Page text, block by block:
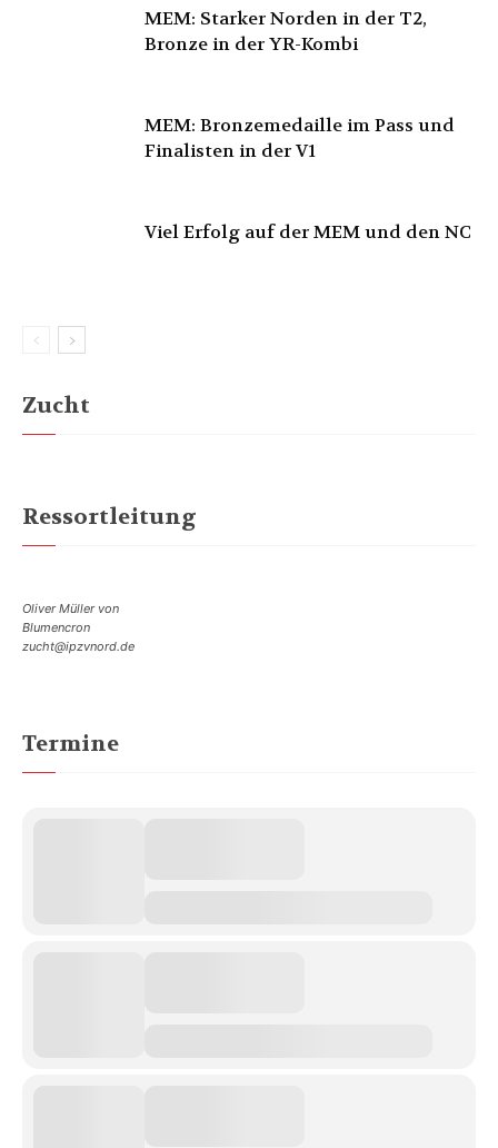
MEM: Starker Norden in der T2,
Bronze in der YR-Kombi
MEM: Bronzemedaille im Pass und
Finalisten in der V1
Viel Erfolg auf der MEM und den NC
Zucht
Ressortleitung
Oliver Müller von
Blumencron
zucht@ipzvnord.de
Termine